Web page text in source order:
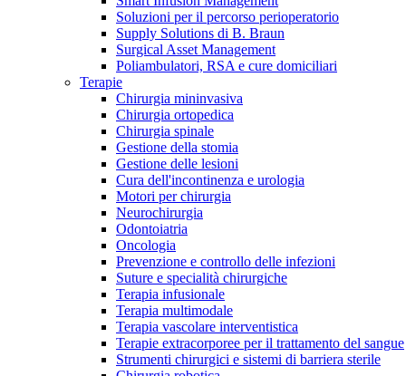
Campione stomia o cateteri
Richiedi gratuitamente un campione al nostro Customer Care,
Trova la tua opportunità di lavoro!
Scopri le opportunità di carriera del Gruppo B. Braun. Visita
Soluzioni per il percorso perioperatorio
Supply Solutions di B. Braun
Surgical Asset Management
Poliambulatori, RSA e cure domiciliari
Terapie
Chirurgia mininvasiva
Chirurgia ortopedica
Chirurgia spinale
Gestione della stomia
Gestione delle lesioni
Cura dell'incontinenza e urologia
Motori per chirurgia
Neurochirurgia
Odontoiatria
Oncologia
Prevenzione e controllo delle infezioni
Suture e specialità chirurgiche
Terapia infusionale
Terapia multimodale
Terapia vascolare interventistica
Terapie extracorporee per il trattamento del sangue
Strumenti chirurgici e sistemi di barriera sterile